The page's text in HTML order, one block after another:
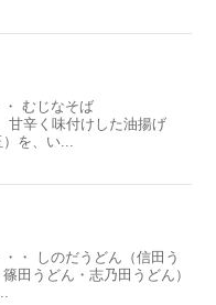
むじなそば
甘辛く味付けした油揚げ
を、い...
・ しのだうどん（信田う
田うどん・志乃田うどん）